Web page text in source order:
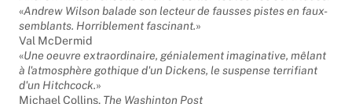
Andrew Wilson excelle à faire vaciller toutes nos certitudes.
«Andrew Wilson balade son lecteur de fausses pistes en faux-
semblants. Horriblement fascinant.
Val McDermid
«Une oeuvre extraordinaire, génialement imaginative, mêlant
à l'atmosphère gothique d'un Dickens, le suspense terrifiant
d'un Hitchcock.»